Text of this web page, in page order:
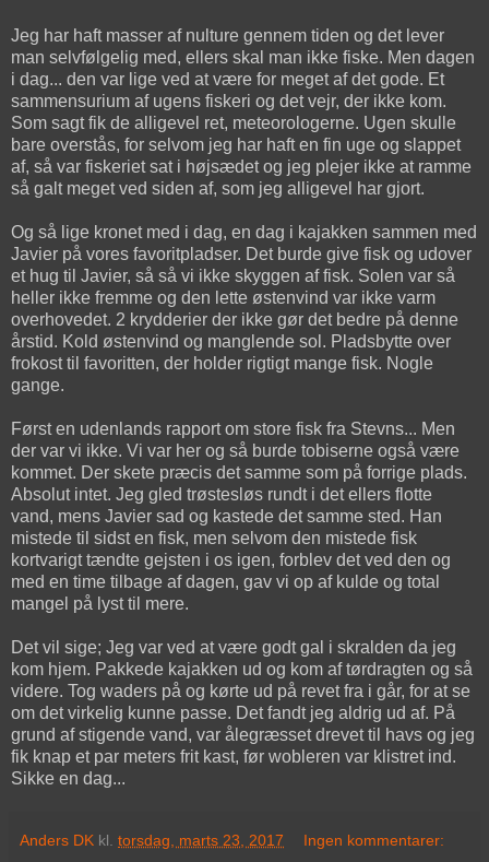
Jeg har haft masser af nulture gennem tiden og det lever
man selvfølgelig med, ellers skal man ikke fiske. Men dagen
i dag... den var lige ved at være for meget af det gode. Et
sammensurium af ugens fiskeri og det vejr, der ikke kom.
Som sagt fik de alligevel ret, meteorologerne. Ugen skulle
bare overstås, for selvom jeg har haft en fin uge og slappet
af, så var fiskeriet sat i højsædet og jeg plejer ikke at ramme
så galt meget ved siden af, som jeg alligevel har gjort.
Og så lige kronet med i dag, en dag i kajakken sammen med
Javier på vores favoritpladser. Det burde give fisk og udover
et hug til Javier, så så vi ikke skyggen af fisk. Solen var så
heller ikke fremme og den lette østenvind var ikke varm
overhovedet. 2 krydderier der ikke gør det bedre på denne
årstid. Kold østenvind og manglende sol. Pladsbytte over
frokost til favoritten, der holder rigtigt mange fisk. Nogle
gange.
Først en udenlands rapport om store fisk fra Stevns... Men
der var vi ikke. Vi var her og så burde tobiserne også være
kommet. Der skete præcis det samme som på forrige plads.
Absolut intet. Jeg gled trøstesløs rundt i det ellers flotte
vand, mens Javier sad og kastede det samme sted. Han
mistede til sidst en fisk, men selvom den mistede fisk
kortvarigt tændte gejsten i os igen, forblev det ved den og
med en time tilbage af dagen, gav vi op af kulde og total
mangel på lyst til mere.
Det vil sige; Jeg var ved at være godt gal i skralden da jeg
kom hjem. Pakkede kajakken ud og kom af tørdragten og så
videre. Tog waders på og kørte ud på revet fra i går, for at se
om det virkelig kunne passe. Det fandt jeg aldrig ud af. På
grund af stigende vand, var ålegræsset drevet til havs og jeg
fik knap et par meters frit kast, før wobleren var klistret ind.
Sikke en dag...
Anders DK kl. torsdag, marts 23, 2017 Ingen kommentarer: